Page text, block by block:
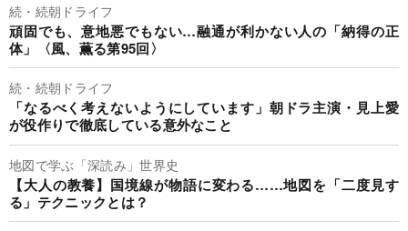
続・続朝ドライフ
頑固でも、意地悪でもない…融通が利かない人の「納得の正
体」〈風、薫る第95回〉
続・続朝ドライフ
「なるべく考えないようにしています」朝ドラ主演・見上愛
が役作りで徹底している意外なこと
地図で学ぶ「深読み」世界史
【大人の教養】国境線が物語に変わる……地図を「二度見す
る」テクニックとは？